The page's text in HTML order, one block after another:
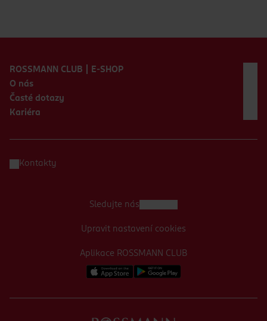
ROSSMANN CLUB | E-SHOP
O nás
Časté dotazy
Kariéra
Kontakty
Aplikace ROSSMANN CLUB
Sledujte nás
Upravit nastavení cookies